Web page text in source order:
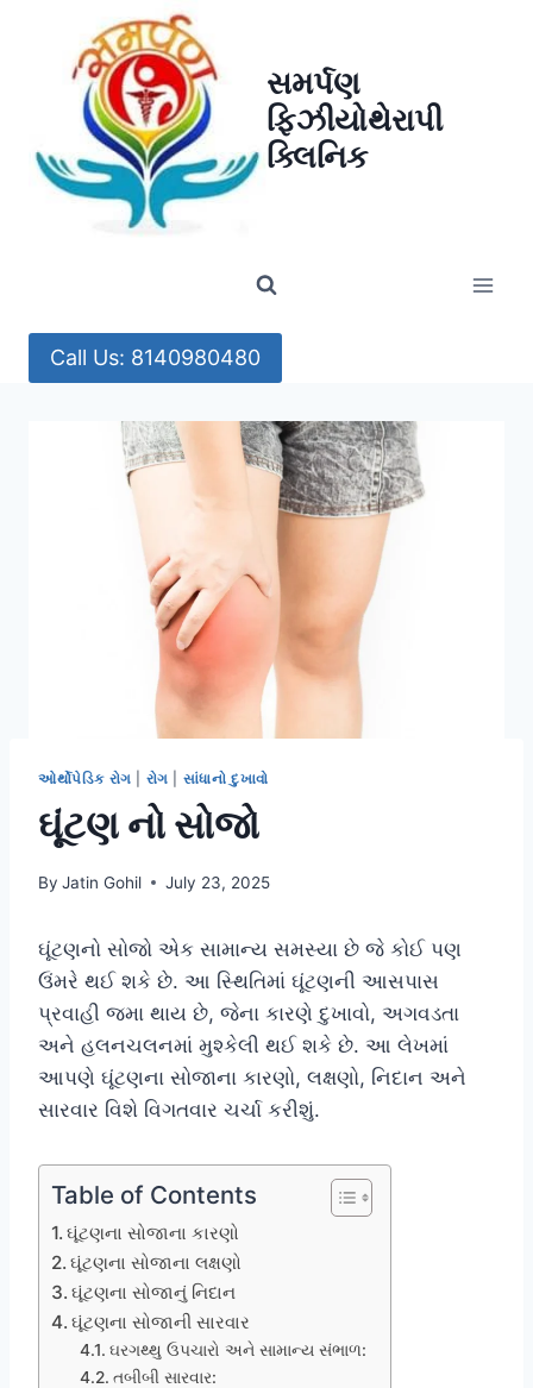
સમર્પણ
ફિઝીયોથેરાપી
ક્લિનિક
Call Us: 8140980480
ઓર્થોપેડિક રોગ રોગ સાંધાનો દુખાવો
ઘૂંટણ નો સોજો
By Jatin Gohil July 23, 2025
ઘૂંટણનો સોજો એક સામાન્ય સમસ્યા છે જે કોઈ પણ
ઉંમરે થઈ શકે છે. આ સ્થિતિમાં ઘૂંટણની આસપાસ
પ્રવાહી જમા થાય છે, જેના કારણે દુખાવો, અગવડતા
અને હલનચલનમાં મુશ્કેલી થઈ શકે છે. આ લેખમાં
આપણે ઘૂંટણના સોજાના કારણો, લક્ષણો, નિદાન અને
સારવાર વિશે વિગતવાર ચર્ચા કરીશું.
Table of Contents
ઘૂંટણના સોજાના કારણો
ઘૂંટણના સોજાના લક્ષણો
ઘૂંટણના સોજાનું નિદાન
ઘૂંટણના સોજાની સારવાર
ઘરગથ્થુ ઉપચારો અને સામાન્ય સંભાળ:
તબીબી સારવાર: